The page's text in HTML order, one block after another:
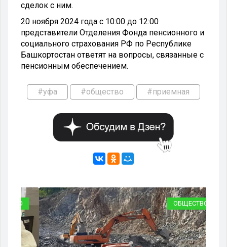
сделок с ним.
20 ноября 2024 года с 10:00 до 12:00
представители Отделения Фонда пенсионного и
социального страхования РФ по Республике
Башкортостан ответят на вопросы, связанные с
пенсионным обеспечением.
#уфа #общество #приемная
ОБЩЕСТВО